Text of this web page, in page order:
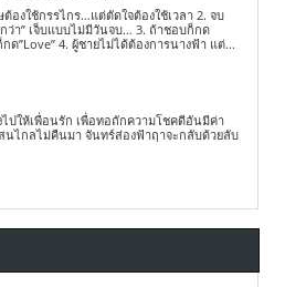
องใช้กรรไกร…แต่ตัดใจต้องใช้เวลา 2. จบ
กว่า” เจ็บแบบไม่มีวันจบ… 3. ถ้าชอบก็กด
กด”Love” 4. ผู้ชายไม่ได้ต้องการนางฟ้า แต่...
ปให้เพื่อนรัก เพื่อทอถักความโชคดีอันมีค่า
นไกลไม่คืนมา จันทร์ส่องฟ้าฤาจะกลับด้วยลับ